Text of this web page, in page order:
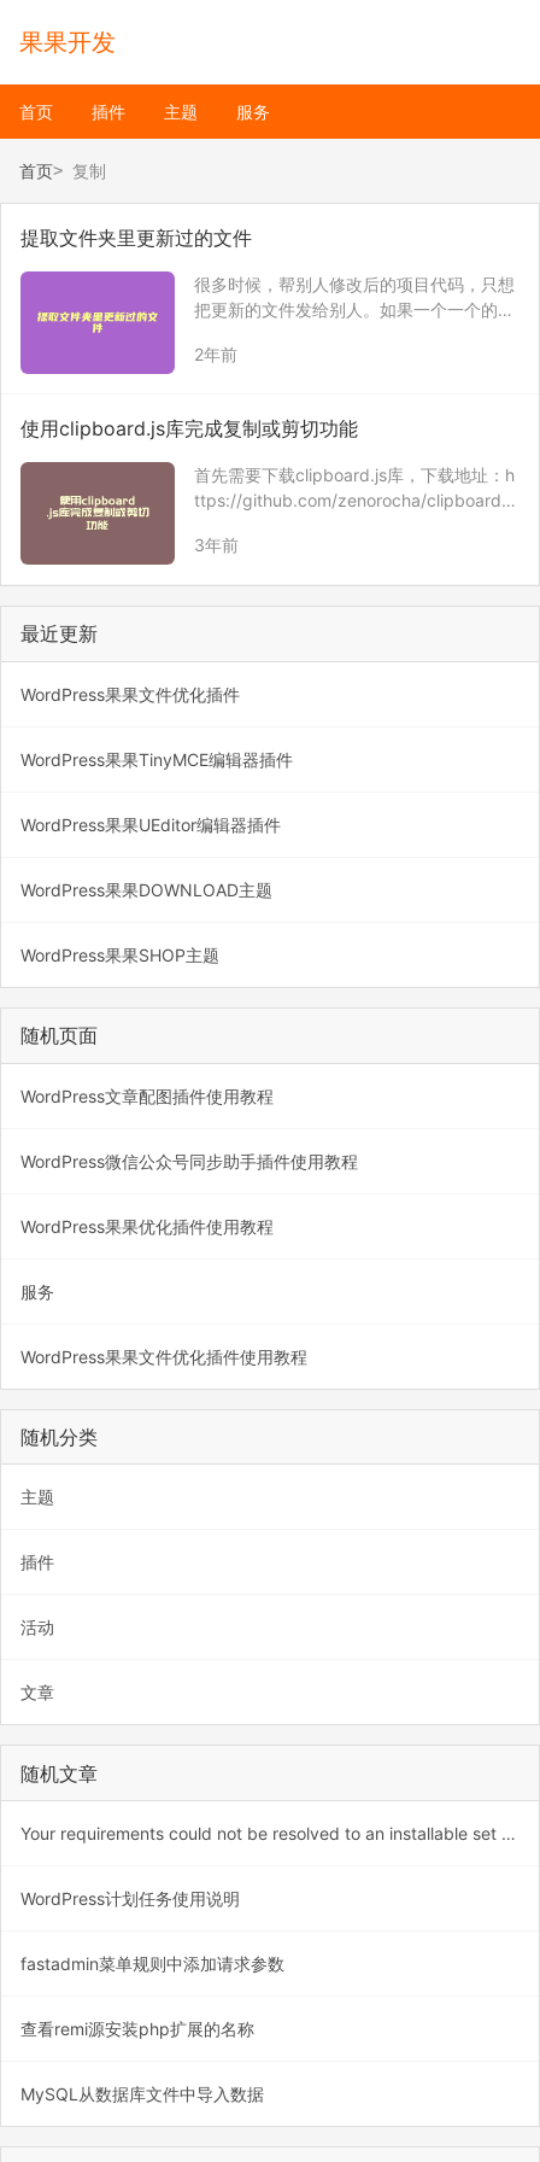
果果开发
首页 插件 主题 服务
首页 复制
提取文件夹里更新过的文件
很多时候，帮别人修改后的项目代码，只想
把更新的文件发给别人。如果一个一个的文
件，可以把文件夹里更新过的文件，复制到
2年前
使用clipboard.js库完成复制或剪切功能
首先需要下载clipboard.js库，下载地址：h
ttps://github.com/zenorocha/clipboard.j
的clipboard.min.js文件 &lt…
3年前
最近更新
WordPress果果文件优化插件
WordPress果果TinyMCE编辑器插件
WordPress果果UEditor编辑器插件
WordPress果果DOWNLOAD主题
WordPress果果SHOP主题
随机页面
WordPress文章配图插件使用教程
WordPress微信公众号同步助手插件使用教程
WordPress果果优化插件使用教程
服务
WordPress果果文件优化插件使用教程
随机分类
主题
插件
活动
文章
随机文章
Your requirements could not be resolved to an installable set of packages.
WordPress计划任务使用说明
fastadmin菜单规则中添加请求参数
查看remi源安装php扩展的名称
MySQL从数据库文件中导入数据